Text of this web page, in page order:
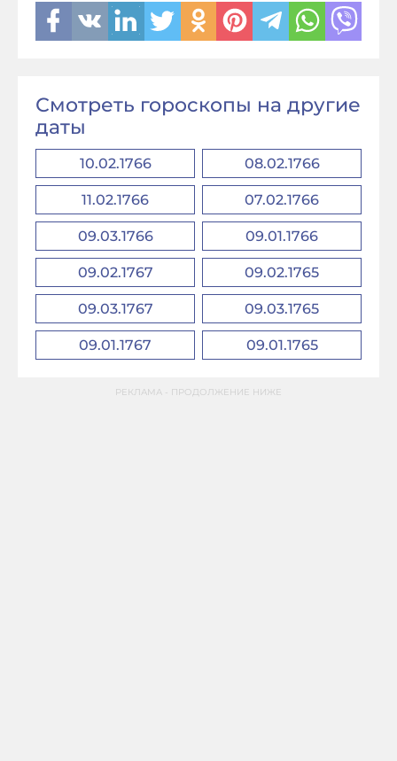
Смотреть гороскопы на другие
даты
10.02.1766 08.02.1766
11.02.1766 07.02.1766
09.03.1766 09.01.1766
09.02.1767 09.02.1765
09.03.1767 09.03.1765
09.01.1767 09.01.1765
РЕКЛАМА - ПРОДОЛЖЕНИЕ НИЖЕ